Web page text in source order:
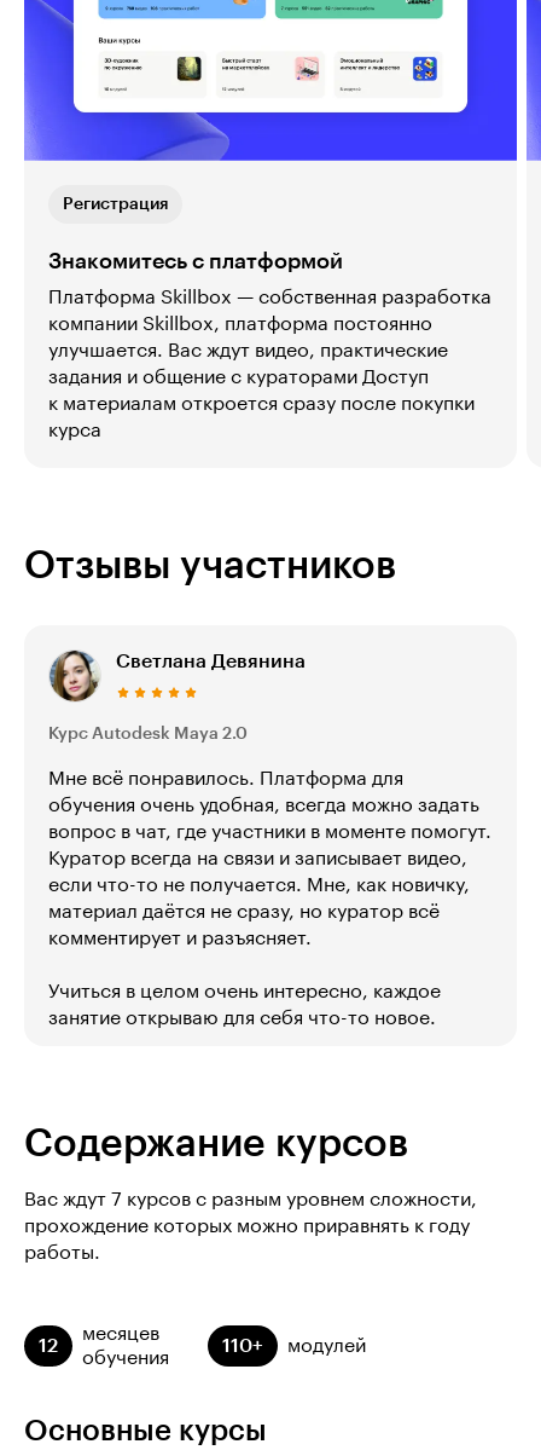
Регистрация
Знакомитесь с платформой
Платформа Skillbox — собственная разработка
компании Skillbox, платформа постоянно
улучшается. Вас ждут видео, практические
задания и общение с кураторами Доступ
к материалам откроется сразу после покупки
курса
Отзывы участников
Светлана Девянина
Курс Autodesk Maya 2.0
Мне всё понравилось. Платформа для
обучения очень удобная, всегда можно задать
вопрос в чат, где участники в моменте помогут.
Куратор всегда на связи и записывает видео,
если что-то не получается. Мне, как новичку,
материал даётся не сразу, но куратор всё
комментирует и разъясняет.
Учиться в целом очень интересно, каждое
занятие открываю для себя что-то новое.
Содержание курсов
Вас ждут 7 курсов с разным уровнем сложности,
прохождение которых можно приравнять к году
работы.
12
месяцев
обучения
110+ модулей
Основные курсы